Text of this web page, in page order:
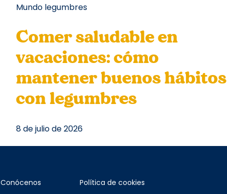
Mundo legumbres
Comer saludable en
vacaciones: cómo
mantener buenos hábitos
con legumbres
8 de julio de 2026
Conócenos Política de cookies